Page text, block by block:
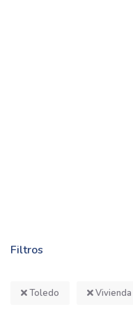
Filtros
Toledo Vivienda